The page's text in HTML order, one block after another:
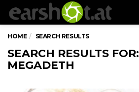
HOME SEARCH RESULTS
SEARCH RESULTS FOR:
MEGADETH